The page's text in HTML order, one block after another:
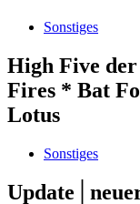
Sonstiges
High Five
Fires * Bat
Lotus
Sonstiges